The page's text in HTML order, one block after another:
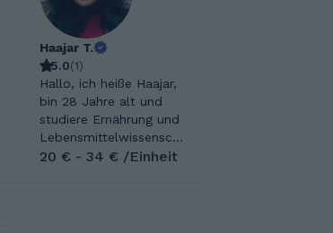
Haajar T.
5.0(1)
Hallo, ich heiße Haajar,
bin 28 Jahre alt und
studiere Ernährung und
Lebensmittelwissenscha
ften
20 € - 34 € /Einheit